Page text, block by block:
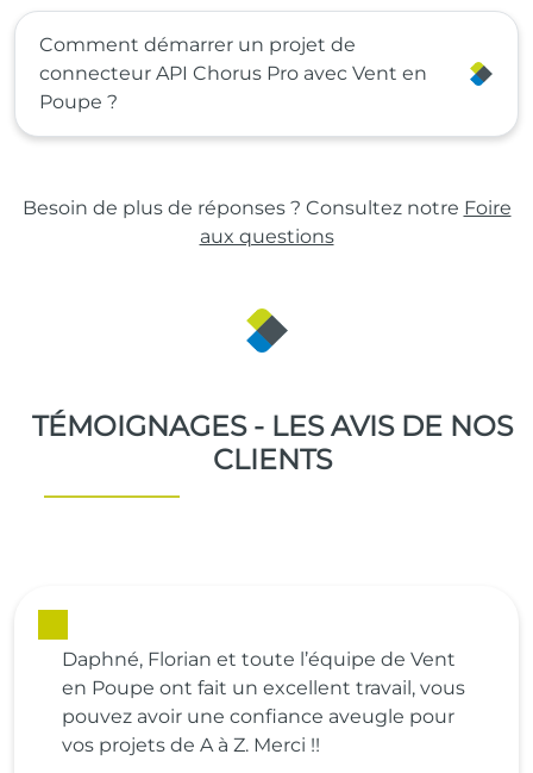
Comment démarrer un projet de
connecteur API Chorus Pro avec Vent en
Poupe ?
Besoin de plus de réponses ? Consultez notre Foire
aux questions
TÉMOIGNAGES - LES AVIS DE NOS
CLIENTS
Daphné, Florian et toute l’équipe de Vent
en Poupe ont fait un excellent travail, vous
pouvez avoir une confiance aveugle pour
vos projets de A à Z. Merci !!